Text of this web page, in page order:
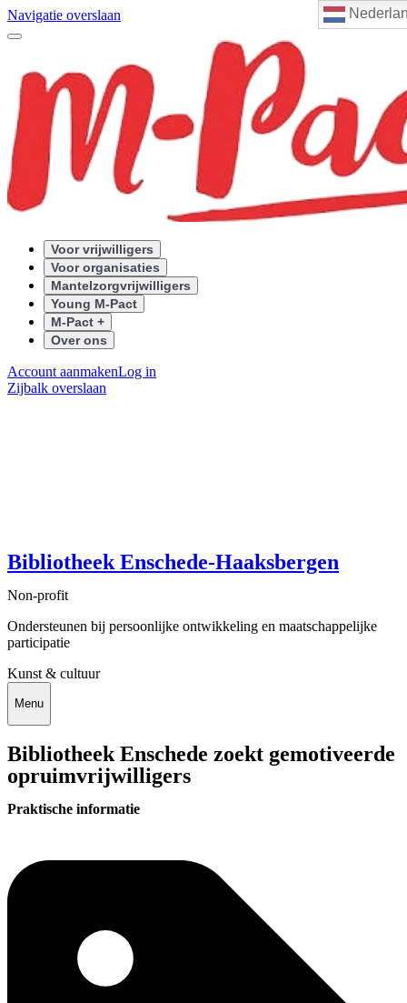
Navigatie overslaan
Voor vrijwilligers
Voor organisaties
Mantelzorgvrijwilligers
Young M-Pact
M-Pact +
Over ons
Account aanmakenLog in
Zijbalk overslaan
Bibliotheek Enschede-Haaksbergen
Non-profit
Ondersteunen bij persoonlijke ontwikkeling en maatschappelijke
participatie
Kunst & cultuur
Menu
Bibliotheek Enschede zoekt gemotiveerde
opruimvrijwilligers
Praktische informatie